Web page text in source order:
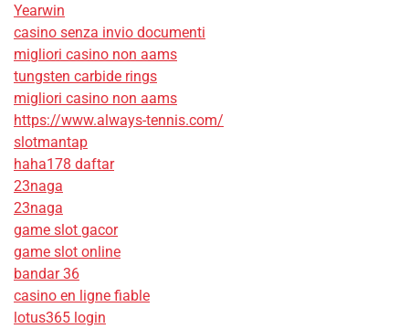
Yearwin
casino senza invio documenti
migliori casino non aams
tungsten carbide rings
migliori casino non aams
https://www.always-tennis.com/
slotmantap
haha178 daftar
23naga
23naga
game slot gacor
game slot online
bandar 36
casino en ligne fiable
lotus365 login